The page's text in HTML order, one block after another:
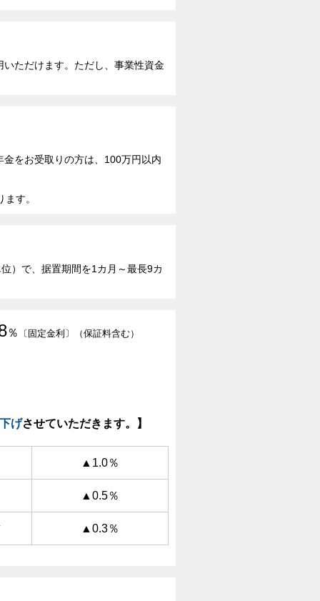
ただけます。ただし、事業性資金
をお受取りの方は、100万円以内
す。
）で、据置期間を1カ月～最長9カ
％ 〔固定金利〕（保証料含む）
げさせていただきます。】
▲1.0％
▲0.5％
▲0.3％